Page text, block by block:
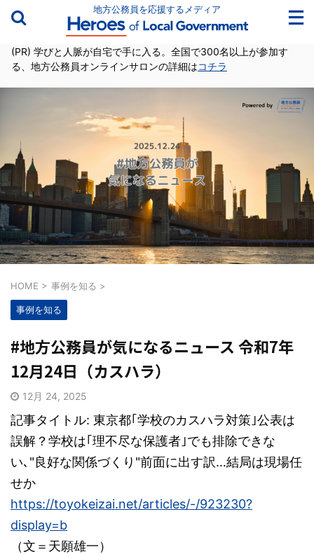
地方公務員を応援するメディア
(PR) 学びと人脈が自宅で手に入る。全国で300名以上が参加す
る、地方公務員オンラインサロンの詳細はコチラ
HOME > 事例を知る >
事例を知る
#地方公務員が気になるニュース 令和7年
12月24日（カスハラ）
12月 24, 2025
記事タイトル: 東京都｢学校のカスハラ対策｣公表は
誤解？学校は｢理不尽な保護者｣でも排除できな
い､"良好な関係づくり"前面に出す訳…結局は現場任
せか
https://toyokeizai.net/articles/-/923230?
display=b
（文＝ 天願雄一）